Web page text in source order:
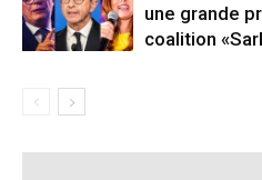
une grande
coalition